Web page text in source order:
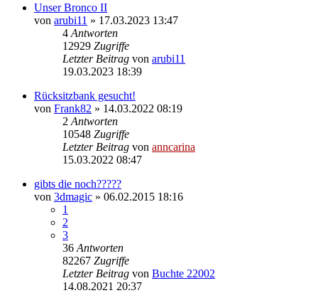
Unser Bronco II
von arubi11 » 17.03.2023 13:47
4 Antworten
12929 Zugriffe
Letzter Beitrag von arubi11
19.03.2023 18:39
Rücksitzbank gesucht!
von Frank82 » 14.03.2022 08:19
2 Antworten
10548 Zugriffe
Letzter Beitrag von anncarina
15.03.2022 08:47
gibts die noch?????
von 3dmagic » 06.02.2015 18:16
1
2
3
36 Antworten
82267 Zugriffe
Letzter Beitrag von Buchte 22002
14.08.2021 20:37